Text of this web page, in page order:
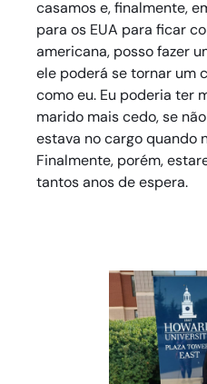
casamos e, finalmente,
para os EUA para ficar
americana, posso fazer
ele poderá se tornar um
como eu. Eu poderia ter
marido mais cedo, se
estava no cargo quando
Finalmente, porém,
tantos anos de espera.